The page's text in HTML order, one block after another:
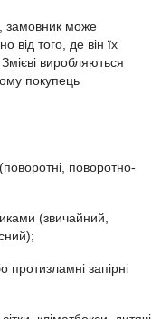
замовник може
від того, де він їх
виробляються
покупець
(поворотні, поворотно-
(звичайний,
протизламні запірні